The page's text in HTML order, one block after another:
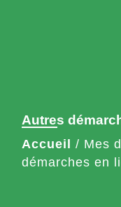
Autres
Accueil / Mes
démarches en